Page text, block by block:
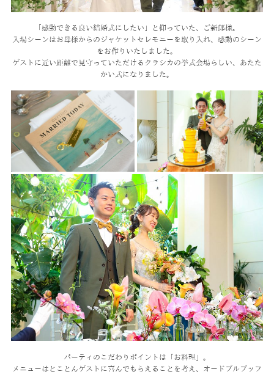
「感動できる良い結婚式にしたい」と仰っていた、ご新郎様。
入場シーンはお母様からのジャケットセレモニーを取り入れ、感動のシーン
をお作りいたしました。
ゲストに近い距離で見守っていただける クラシカの挙式会場らしい、あたた
かい式になりました。
パーティのこだわりポイントは「お料理」。
メニューはとことんゲストに喜んでもらえることを考え、
オードブルブッフ